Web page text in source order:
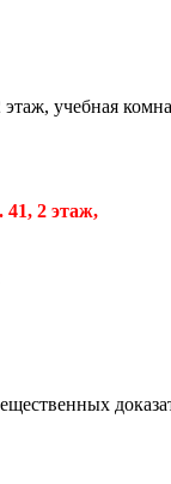
этаж, учебная
41, 2 этаж,